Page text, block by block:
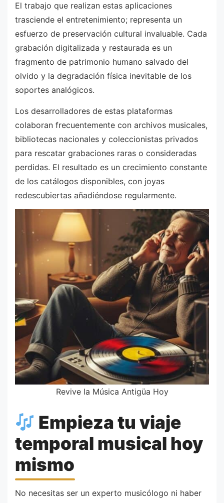
El trabajo que realizan estas aplicaciones
trasciende el entretenimiento; representa un
esfuerzo de preservación cultural invaluable. Cada
grabación digitalizada y restaurada es un
fragmento de patrimonio humano salvado del
olvido y la degradación física inevitable de los
soportes analógicos.
Los desarrolladores de estas plataformas
colaboran frecuentemente con archivos musicales,
bibliotecas nacionales y coleccionistas privados
para rescatar grabaciones raras o consideradas
perdidas. El resultado es un crecimiento constante
de los catálogos disponibles, con joyas
redescubiertas añadiéndose regularmente.
Revive la Música Antigüa Hoy
Empieza tu viaje
temporal musical hoy
mismo
No necesitas ser un experto musicólogo ni haber